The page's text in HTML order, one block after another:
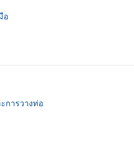
อ
การวางท่อ